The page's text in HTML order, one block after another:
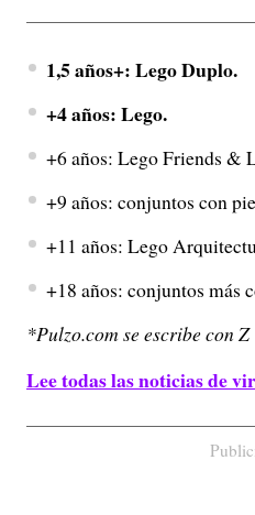
1,5 años+: Lego Duplo.
+4 años: Lego.
+6 años: Lego Friends &
+9 años: conjuntos con
+11 años: Lego
+18 años: conjuntos más
*Pulzo.com se escribe con Z
Lee todas las noticias de